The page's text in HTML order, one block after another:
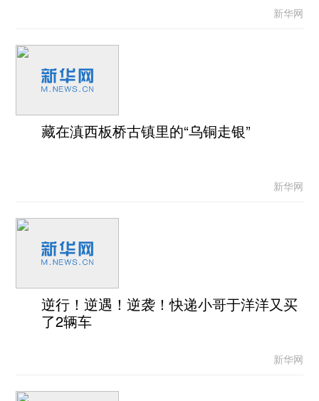
新华网
藏在滇西板桥古镇里的“乌铜走银”
新华网
逆行！逆遇！逆袭！快递小哥于洋洋又买
了2辆车
新华网